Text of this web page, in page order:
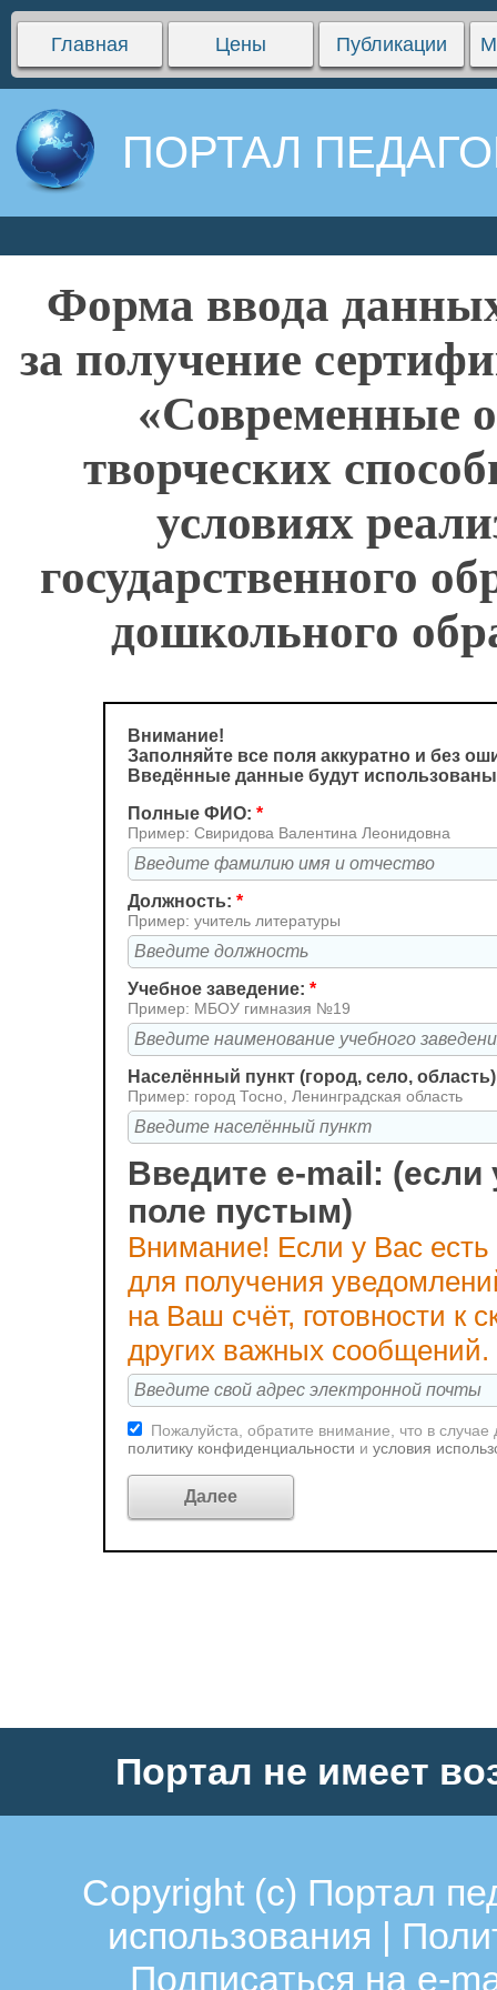
Главная Цены Публикации
ПОРТАЛ
Форма ввода
за получение
«Современные
творческих
условиях
государственного
дошкольного
Внимание!
Заполняйте все поля аккуратно и без
Введённые данные будут
Полные ФИО: *
Пример: Свиридова Валентина Леонидовна
Должность: *
Пример: учитель литературы
Учебное заведение: *
Пример: МБОУ гимназия №19
Населённый пункт (город, село,
Пример: город Тосно, Ленинградская область
Введите e-mail: (если
поле пустым)
Внимание! Если у Вас
для получения
на Ваш счёт, готовности к
других важных сообщений.
Пожалуйста, обратите внимание, что в
политику конфиденциальности и условия
Портал не имеет
Copyright (c) Портал
использования |
Подписаться на e-